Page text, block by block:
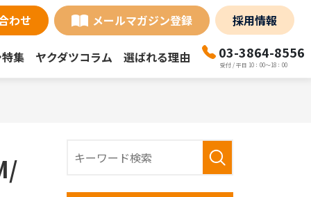
集 ヤクダツコラム 選ばれる理由 03-3864-8556
受付 / 平日 10：00～18：00
わせ メールマガジン登録 採用情報